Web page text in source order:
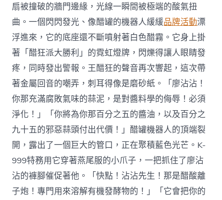
扇被撞破的牆門邊緣，光線一瞬間被極端的酸氣扭
曲。一個閃閃發光、像醋罐的機器人緩緩品牌活動漂
浮進來，它的底座還不斷噴射著白色醋霧。它身上掛
著「醋狂派大勝利」的霓虹燈牌，閃爍得讓人眼睛發
疼，同時發出警報。王醋狂的聲音再次響起，這次帶
著金屬回音的嘲弄，刺耳得像是磨砂紙。「廖沾沾！
你那充滿腐敗氣味的蒜泥，是對醬料學的侮辱！必須
淨化！」「你將為你那百分之五的醬油，以及百分之
九十五的邪惡蒜頭付出代價！」醋罐機器人的頂端裂
開，露出了一個巨大的管口，正在聚積藍色光芒。K-
999特務用它穿著燕尾服的小爪子，一把抓住了廖沾
沾的褲腳催促著他。「快點！沾沾先生！那是醋酸離
子炮！專門用來溶解有機發酵物的！」「它會把你的